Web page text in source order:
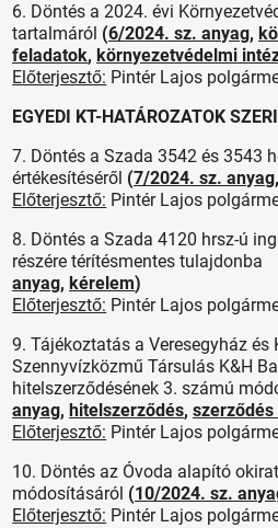
6. Döntés a 2024. évi
tartalmáról (6/2024. sz. anyag,
feladatok, környezetvédelmi
Előterjesztő: Pintér Lajos
EGYEDI KT-HATÁROZATOK
7. Döntés a Szada 3542 és 3543
értékesítéséről (7/2024. sz. anyag
Előterjesztő: Pintér Lajos
8. Döntés a Szada 4120 hrsz-ú
részére térítésmentes
anyag, kérelem)
Előterjesztő: Pintér Lajos
9. Tájékoztatás a Veresegyház és
Szennyvízközmű Társulás K&H
hitelszerződésének 3. számú
anyag, hitelszerződés,
Előterjesztő: Pintér Lajos
10. Döntés az Óvoda alapító
módosításáról (10/2024. sz.
Előterjesztő: Pintér Lajos